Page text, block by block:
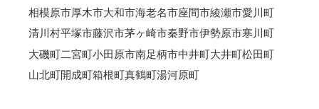
相模原市厚木市大和市海老名市座間市綾瀬市愛川町
清川村平塚市藤沢市茅ヶ崎市秦野市伊勢原市寒川町
大磯町二宮町小田原市南足柄市中井町大井町松田町
山北町開成町箱根町真鶴町湯河原町